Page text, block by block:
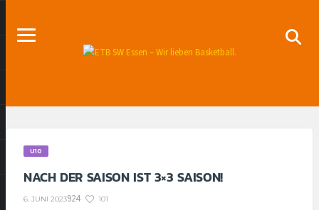
U10
NACH DER SAISON IST 3×3 SAISON!
6. JUNI 2023924 101